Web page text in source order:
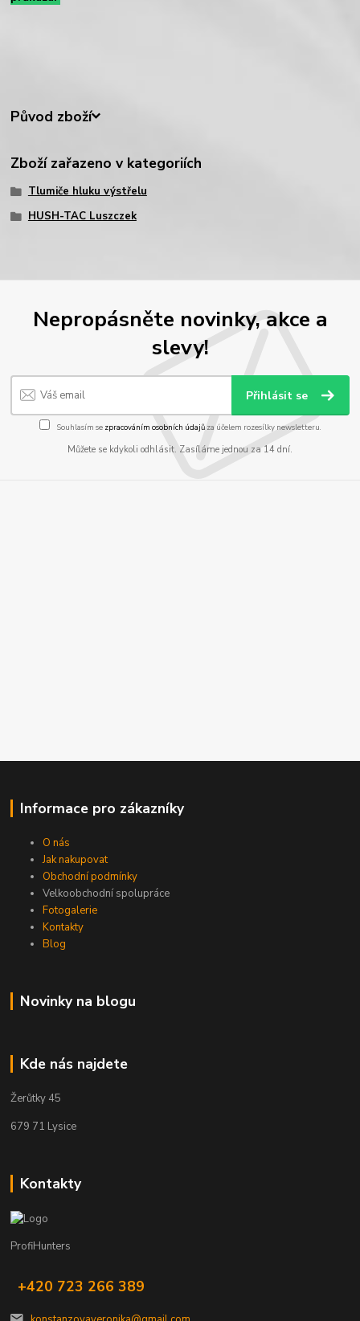
Původ zboží
Zboží zařazeno v kategoriích
Tlumiče hluku výstřelu
HUSH-TAC Luszczek
Nepropásněte novinky, akce a
slevy!
Přihlásit se
Souhlasím se zpracováním osobních údajůza účelem rozesílky newsletteru.
Můžete se kdykoli odhlásit. Zasíláme jednou za 14 dní.
Informace pro zákazníky
O nás
Jak nakupovat
Obchodní podmínky
Velkoobchodní spolupráce
Fotogalerie
Kontakty
Blog
Novinky na blogu
Kde nás najdete
Žerůtky 45
679 71 Lysice
Kontakty
ProfiHunters
+420 723 266 389